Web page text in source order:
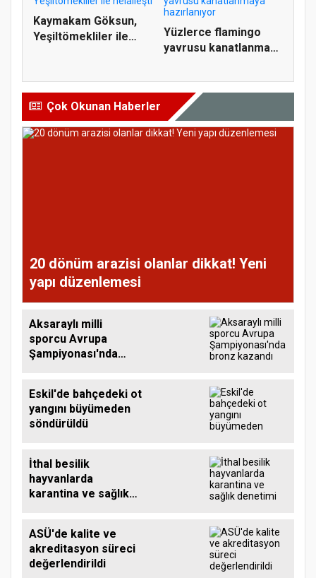
Kaymakam Göksun,
Yeşiltömekliler ile
Yüzlerce flamingo
yavrusu kanatlanmaya
Çok Okunan Haberler
20 dönüm arazisi olanlar dikkat! Yeni
yapı düzenlemesi
Aksaraylı milli
sporcu Avrupa
Şampiyonası'nda
Eskil'de bahçedeki ot
yangını büyümeden
söndürüldü
İthal besilik
hayvanlarda
karantina ve sağlık
ASÜ'de kalite ve
akreditasyon süreci
değerlendirildi